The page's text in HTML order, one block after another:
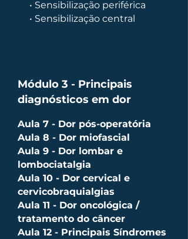
• Sensibilização periférica
• Sensibilização central
Módulo 3 - Principais
diagnósticos em dor
Aula 7 - Dor pós-operatória
Aula 8 - Dor miofascial
Aula 9 - Dor lombar e
lombociatalgia
Aula 10 - Dor cervical e
cervicobraquialgias
Aula 11 - Dor oncológica /
tratamento do câncer
Aula 12 - Principais Síndromes